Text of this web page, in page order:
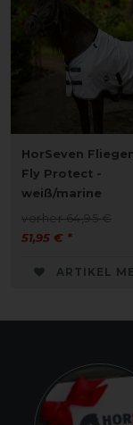
HorSeven
Fly Protect -
weiß/marine
vorher 64,95 €
51,95 € *
ARTIKEL